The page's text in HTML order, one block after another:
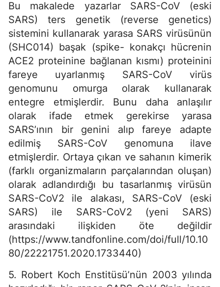
Bu makalede yazarlar SARS-CoV (eski
SARS) ters genetik (reverse genetics)
sistemini kullanarak yarasa SARS virüsünün
(SHC014) başak (spike- konakçı hücrenin
ACE2 proteinine bağlanan kısmı) proteinini
fareye uyarlanmış SARS-CoV virüs
genomunu omurga olarak kullanarak
entegre etmişlerdir. Bunu daha anlaşılır
olarak ifade etmek gerekirse yarasa
SARS’ının bir genini alıp fareye adapte
edilmiş SARS-CoV genomuna ilave
etmişlerdir. Ortaya çıkan ve sahanın kimerik
(farklı organizmaların parçalarından oluşan)
olarak adlandırdığı bu tasarlanmış virüsün
SARS-CoV2 ile alakası, SARS-CoV (eski
SARS) ile SARS-CoV2 (yeni SARS)
arasındaki ilişkiden öte değildir
(https://www.tandfonline.com/doi/full/10.10
80/22221751.2020.1733440)
5. Robert Koch Enstitüsü’nün 2003 yılında